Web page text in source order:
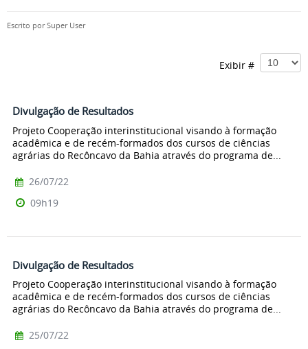
Escrito porSuper User
Exibir #
Divulgação de Resultados
Projeto Cooperação interinstitucional visando à formação
acadêmica e de recém-formados dos cursos de ciências
agrárias do Recôncavo da Bahia através do programa de...
26/07/22
09h19
Divulgação de Resultados
Projeto Cooperação interinstitucional visando à formação
acadêmica e de recém-formados dos cursos de ciências
agrárias do Recôncavo da Bahia através do programa de...
25/07/22